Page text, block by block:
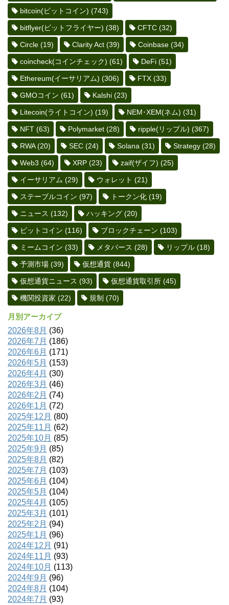
bitcoin(ビットコイン) (743)
bitflyer(ビットフライヤー) (38) CFTC (32)
Circle (19) Clarity Act (39) Coinbase (34)
coincheck(コインチェック) (61) DeFi (51)
Ethereum(イーサリアム) (306) FTX (33)
GMOコイン (61) Kalshi (23)
Litecoin(ライトコイン) (19) NEM･XEM(ネム) (31)
NFT (63) Polymarket (28) ripple(リップル) (367)
RWA(20) SEC (24) Solana (31) Strategy (28)
Web3 (64) XRP (23) zaif(ザイフ) (25)
イーサリアム (29) ウォレット (21)
ステーブルコイン (97) トークン化 (19)
ニュース (132) ハッキング (20)
ビットコイン (116) ブロックチェーン (103)
ミームコイン (33) メタバース (28) リップル (18)
予測市場 (39) 仮想通貨 (844)
仮想通貨ニュース (93) 仮想通貨取引所 (45)
機関投資家 (22) 規制 (70)
月別アーカイブ
2026年8月 (36)
2026年7月 (186)
2026年6月 (171)
2026年5月 (153)
2026年4月 (30)
2026年3月 (46)
2026年2月 (74)
2026年1月 (72)
2025年12月 (80)
2025年11月 (62)
2025年10月 (85)
2025年9月 (85)
2025年8月 (82)
2025年7月 (103)
2025年6月 (104)
2025年5月 (104)
2025年4月 (105)
2025年3月 (101)
2025年2月 (94)
2025年1月 (96)
2024年12月 (91)
2024年11月 (93)
2024年10月 (113)
2024年9月 (96)
2024年8月 (104)
2024年7月 (93)